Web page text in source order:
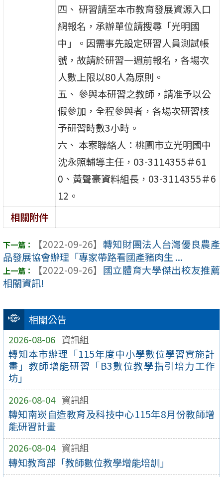
相關公告
2026-08-06 資訊組
轉知本市辦理「115年度中小學數位學習實施計
畫」教師增能研習「B3數位教學指引培力工作
坊」
2026-08-04 資訊組
轉知南崁自造教育及科技中心115年8月份教師增
能研習計畫
2026-08-04 資訊組
轉知教育部「教師數位教學增能培訓」
四、 研習請至本市教育發展資源入口
網報名，承辦單位請搜尋「光明國
中」。因需事先設定研習人員測試帳
號，故請於研習一週前報名，各場次
人數上限以80人為原則。
五、 參與本研習之教師，請准予以公
假參加，全程參與者，各場次研習核
予研習時數3小時。
六、 本案聯絡人：桃園市立光明國中
沈永照輔導主任，03-3114355＃61
0、黃聲豪資料組長，03-3114355＃6
12。
相關附件
【2022-09-26】 轉知財團法人台灣優良農產
品發展協會辦理「專家帶路看國產豬肉生 ...
【2022-09-26】 國立體育大學傑出校友推薦
相關資訊!